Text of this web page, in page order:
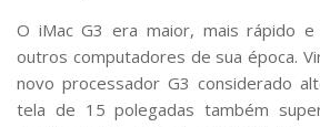
O iMac G3 era maior, mais rápido
outros computadores de sua época.
novo processador G3 considerado
tela de 15 polegadas também